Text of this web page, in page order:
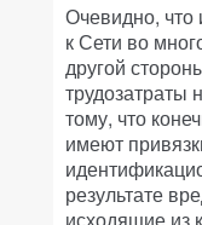
Очевидно, что
к Сети во
другой
трудозатраты
тому, что
имеют
результате
исходящие из